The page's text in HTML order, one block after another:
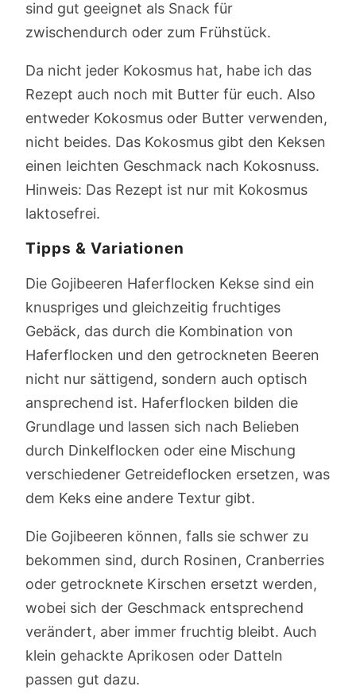
sind gut geeignet als Snack für
zwischendurch oder zum Frühstück.
Da nicht jeder Kokosmus hat, habe ich das
Rezept auch noch mit Butter für euch. Also
entweder Kokosmus oder Butter verwenden,
nicht beides. Das Kokosmus gibt den Keksen
einen leichten Geschmack nach Kokosnuss.
Hinweis: Das Rezept ist nur mit Kokosmus
laktosefrei.
Tipps & Variationen
Die Gojibeeren Haferflocken Kekse sind ein
knuspriges und gleichzeitig fruchtiges
Gebäck, das durch die Kombination von
Haferflocken und den getrockneten Beeren
nicht nur sättigend, sondern auch optisch
ansprechend ist. Haferflocken bilden die
Grundlage und lassen sich nach Belieben
durch Dinkelflocken oder eine Mischung
verschiedener Getreideflocken ersetzen, was
dem Keks eine andere Textur gibt.
Die Gojibeeren können, falls sie schwer zu
bekommen sind, durch Rosinen, Cranberries
oder getrocknete Kirschen ersetzt werden,
wobei sich der Geschmack entsprechend
verändert, aber immer fruchtig bleibt. Auch
klein gehackte Aprikosen oder Datteln
passen gut dazu.